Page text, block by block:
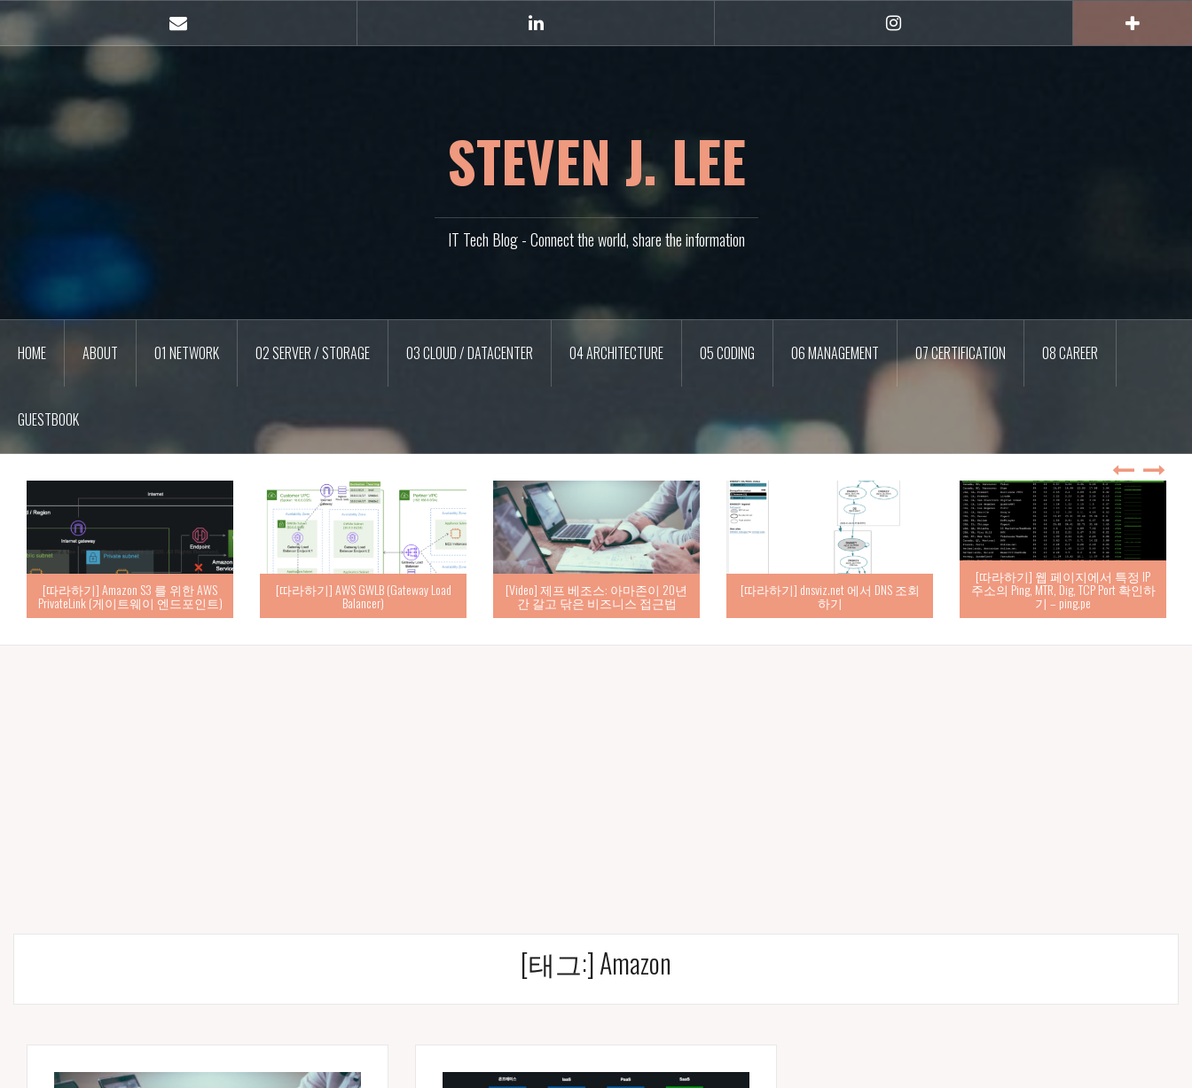
츠
mail
STEVEN J. LEE
IT Tech Blog - Connect the world, share the information
HOME ABOUT 01 NETWORK 02 SERVER / STORAGE 03 CLOUD / DATACENTER 04 ARCHITECTURE 05 CODING 06 MANAGEMENT 07 CERTIFICATION 08 CAREER
GUESTBOOK
[따라하기] Amazon S3 를 위한 AWS
PrivateLink (게이트웨이 엔드포인트)
[따라하기] AWS GWLB (Gateway Load
Balancer)
[Video] 제프 베조스: 아마존이 20년
간 갈고 닦은 비즈니스 접근법
[따라하기] dnsviz.net 에서 DNS 조회
하기
[따라하기] 웹 페이지에서 특정 IP
주소의 Ping, MTR, Dig, TCP Port 확인하
기 – ping.pe
[태그:]Amazon